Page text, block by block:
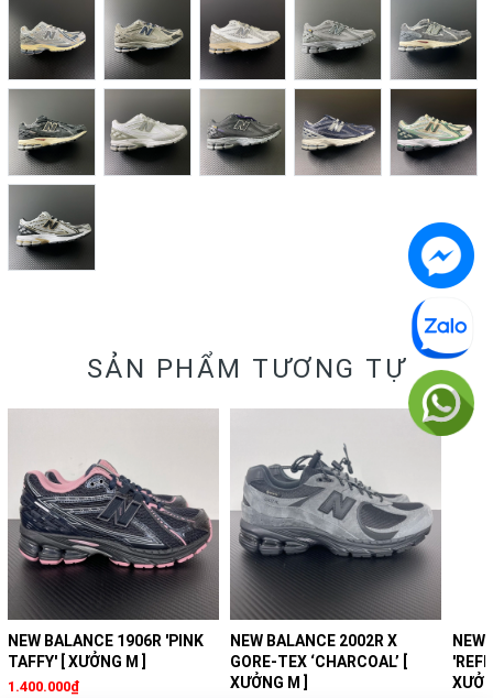
SẢN PHẨM TƯƠNG TỰ
NEW BALANCE 1906R 'PINK
TAFFY' [ XƯỞNG M ]
1.400.000₫
NEW BALANCE 2002R X
GORE-TEX ‘CHARCOAL’ [
XƯỞNG M ]
NEW